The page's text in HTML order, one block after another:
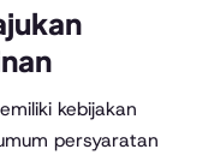
kebijakan
persyaratan